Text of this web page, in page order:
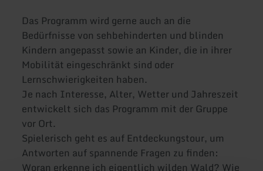
Das Programm wird gerne auch an die
Bedürfnisse von sehbehinderten und blinden
Kindern angepasst sowie an Kinder, die in ihrer
Mobilität eingeschränkt sind oder
Lernschwierigkeiten haben.
Je nach Interesse, Alter, Wetter und Jahreszeit
entwickelt sich das Programm mit der Gruppe
vor Ort.
Spielerisch geht es auf Entdeckungstour, um
Antworten auf spannende Fragen zu finden:
Woran erkenne ich eigentlich wilden Wald? Wie